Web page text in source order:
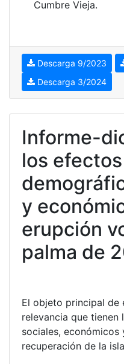
Cumbre Vieja.
Descarga 9/2023
Descarga 3/2024
Informe-
los efectos
y
erupción
palma de
El objeto principal de
relevancia que
sociales,
recuperación de la